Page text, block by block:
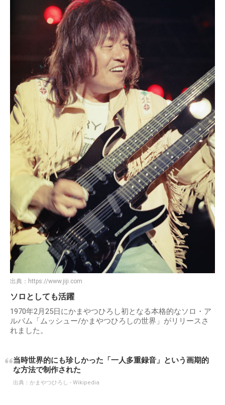
出典： https://www.jiji.com
ソロとしても活躍
1970年2月25日にかまやつひろし初となる本格的なソロ・ア
ルバム「ムッシュー/かまやつひろしの世界」がリリースさ
れました。
当時世界的にも珍しかった「一人多重録音」という画期的
な方法で制作された
出典： かまやつひろし - Wikipedia